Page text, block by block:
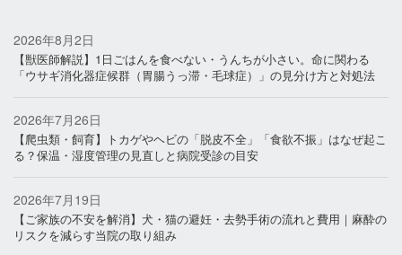
2026年8月2日
【獣医師解説】1日ごはんを食べない・うんちが小さい。命に関わる
「ウサギ消化器症候群（胃腸うっ滞・毛球症）」の見分け方と対処法
2026年7月26日
【爬虫類・飼育】トカゲやヘビの「脱皮不全」「食欲不振」はなぜ起こ
る？保温・湿度管理の見直しと病院受診の目安
2026年7月19日
【ご家族の不安を解消】犬・猫の避妊・去勢手術の流れと費用｜麻酔の
リスクを減らす当院の取り組み